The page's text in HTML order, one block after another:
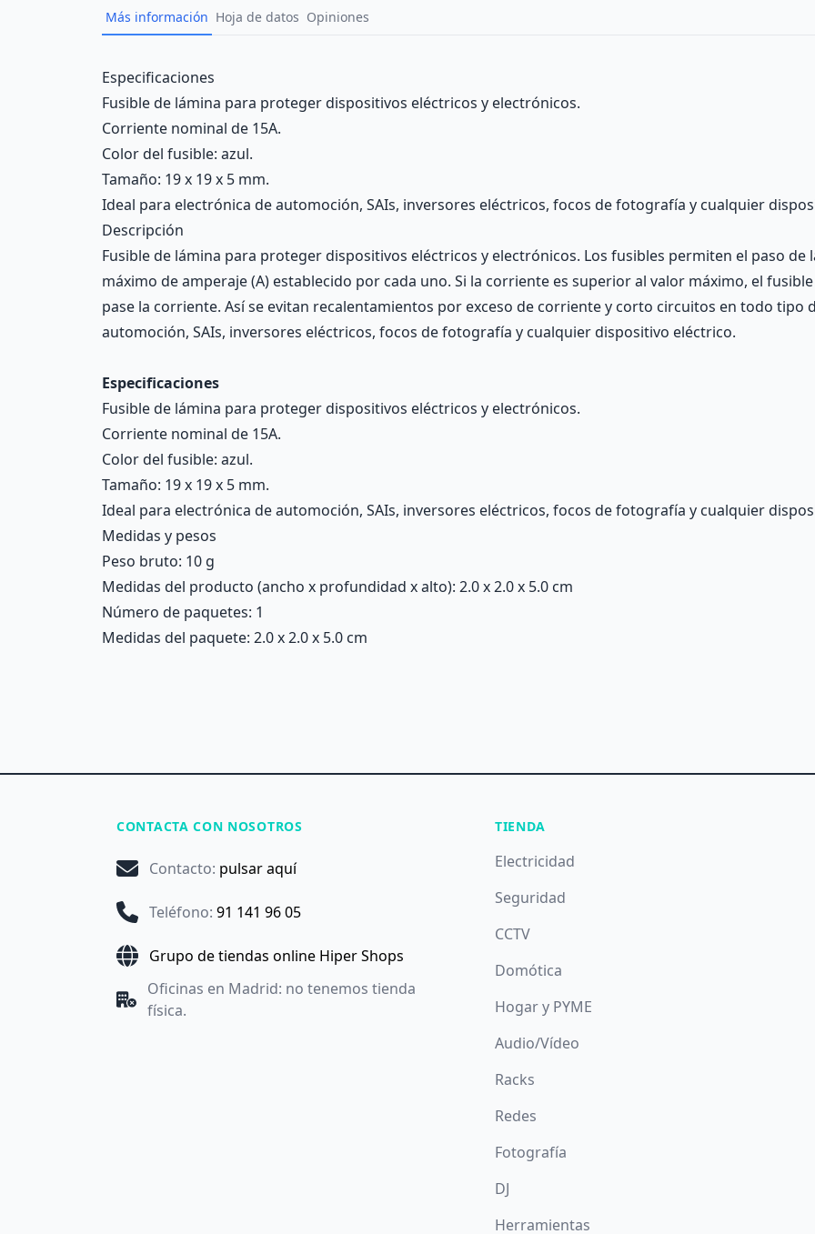
Más información Hoja de datos Opiniones
Description
Especificaciones
Fusible de lámina para proteger dispositivos eléctricos y electrónicos.
Corriente nominal de 15A.
Color del fusible: azul.
Tamaño: 19 x 19 x 5 mm.
Ideal para electrónica de automoción, SAIs, inversores eléctricos, focos de fotografía y cualquier
Descripción
Fusible de lámina para proteger dispositivos eléctricos y electrónicos. Los fusibles permiten el paso
máximo de amperaje (A) establecido por cada uno. Si la corriente es superior al valor máximo, el
pase la corriente. Así se evitan recalentamientos por exceso de corriente y corto circuitos en todo tipo
automoción, SAIs, inversores eléctricos, focos de fotografía y cualquier dispositivo eléctrico.
Especificaciones
Fusible de lámina para proteger dispositivos eléctricos y electrónicos.
Corriente nominal de 15A.
Color del fusible: azul.
Tamaño: 19 x 19 x 5 mm.
Ideal para electrónica de automoción, SAIs, inversores eléctricos, focos de fotografía y cualquier
Medidas y pesos
Peso bruto: 10 g
Medidas del producto (ancho x profundidad x alto): 2.0 x 2.0 x 5.0 cm
Número de paquetes: 1
Medidas del paquete: 2.0 x 2.0 x 5.0 cm
CONTACTA CON NOSOTROS
Contacto: pulsar aquí
Teléfono: 91 141 96 05
Grupo de tiendas online Hiper Shops
Oficinas en Madrid: no tenemos tienda
física.
TIENDA
Electricidad
Seguridad
CCTV
Domótica
Hogar y PYME
Audio/Vídeo
Racks
Redes
Fotografía
DJ
Herramientas